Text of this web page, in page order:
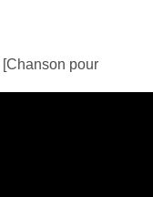
[Chanson pour